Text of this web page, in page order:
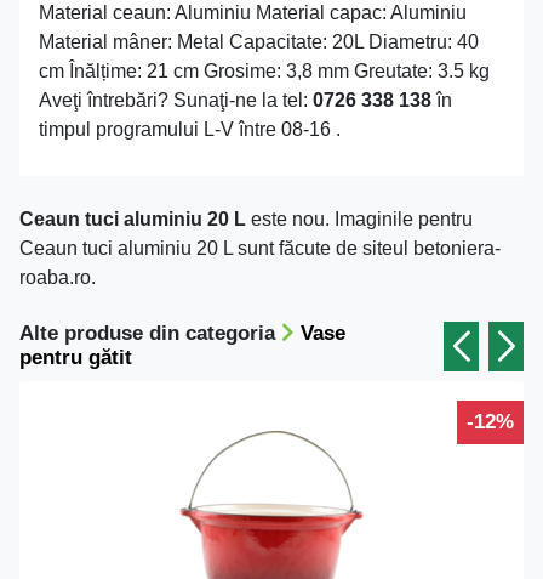
Material ceaun: Aluminiu Material capac: Aluminiu
Material mâner: Metal Capacitate: 20L Diametru: 40
cm Înălțime: 21 cm Grosime: 3,8 mm Greutate: 3.5 kg
Aveţi întrebări? Sunaţi-ne la tel: 0726 338 138în
timpul programului L-V între 08-16 .
Ceaun tuci aluminiu 20 L este nou. Imaginile pentru
Ceaun tuci aluminiu 20 L sunt făcute de siteul betoniera-
roaba.ro.
Alte produse din categoria
Vase
pentru gătit
-12%